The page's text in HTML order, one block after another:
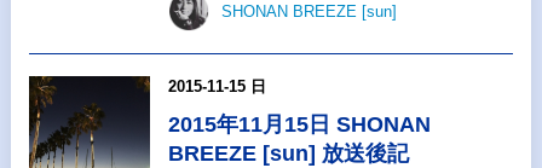
SHONAN BREEZE [sun]
2015-11-15 日
2015年11月15日 SHONAN
BREEZE [sun] 放送後記